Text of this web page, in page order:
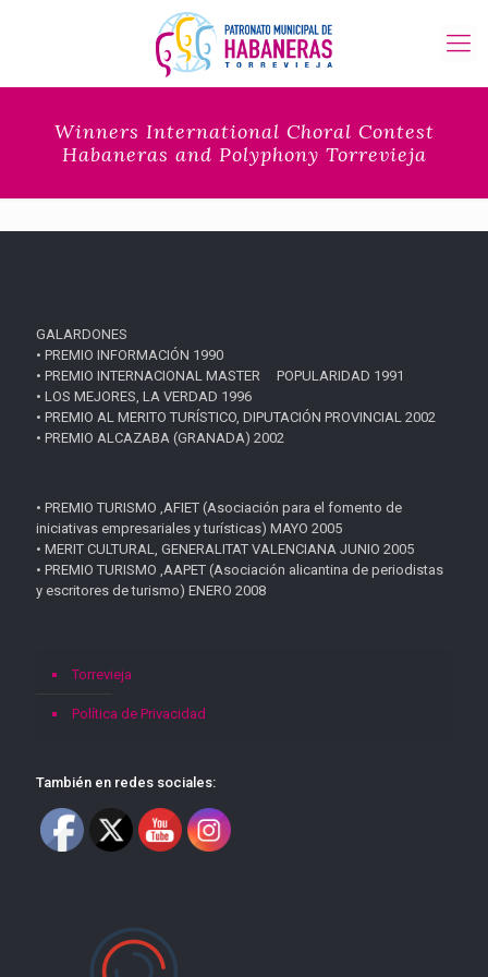
Winners International Choral Contest
Habaneras and Polyphony Torrevieja
GALARDONES
• PREMIO INFORMACIÓN 1990
• PREMIO INTERNACIONAL MASTER POPULARIDAD 1991
• LOS MEJORES, LA VERDAD 1996
• PREMIO AL MERITO TURÍSTICO, DIPUTACIÓN PROVINCIAL 2002
• PREMIO ALCAZABA (GRANADA) 2002
• PREMIO TURISMO ,AFIET (Asociación para el fomento de
iniciativas empresariales y turísticas) MAYO 2005
• MERIT CULTURAL, GENERALITAT VALENCIANA JUNIO 2005
• PREMIO TURISMO ,AAPET (Asociación alicantina de periodistas
y escritores de turismo) ENERO 2008
Torrevieja
Política de Privacidad
También en redes sociales: